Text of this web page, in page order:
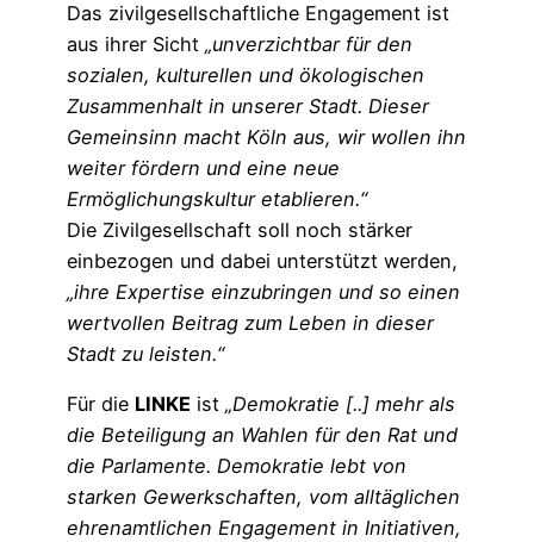
Das zivilgesellschaftliche Engagement ist
aus ihrer Sicht „unverzichtbar für den
sozialen, kulturellen und ökologischen
Zusammenhalt in unserer Stadt. Dieser
Gemeinsinn macht Köln aus, wir wollen ihn
weiter fördern und eine neue
Ermöglichungskultur etablieren.“
Die Zivilgesellschaft soll noch stärker
einbezogen und dabei unterstützt werden,
„ihre Expertise einzubringen und so einen
wertvollen Beitrag zum Leben in dieser
Stadt zu leisten.“
Für die LINKE ist „Demokratie [..] mehr als
die Beteiligung an Wahlen für den Rat und
die Parlamente. Demokratie lebt von
starken Gewerkschaften, vom alltäglichen
ehrenamtlichen Engagement in Initiativen,